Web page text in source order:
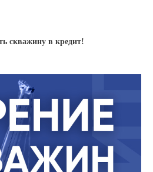
скважину в кредит!